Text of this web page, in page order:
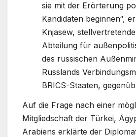
sie mit der Erörterung
Kandidaten beginnen“,
Knjasew,
Abteilung für
des russischen
Russlands
BRICS-Staaten,
Auf die Frage nach einer
Mitgliedschaft der Türkei,
Arabiens erklärte der